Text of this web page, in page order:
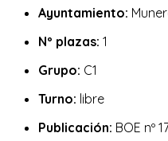
entrada:
la
Ayuntamiento:
Nº plazas: 1
Grupo: C1
Turno: libre
Publicación: BOE nº